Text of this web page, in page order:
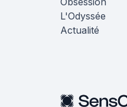
L'Odyssée
Actualité